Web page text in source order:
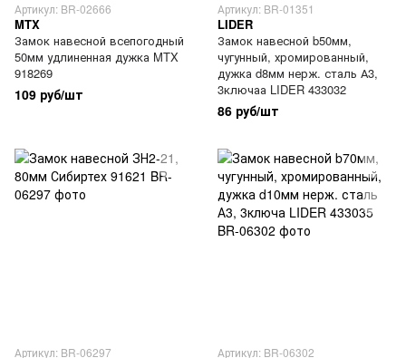
Артикул: BR-02666
MTX
Замок навесной всепогодный
50мм удлиненная дужка MTX
918269
109 руб/шт
Артикул: BR-01351
LIDER
Замок навесной b50мм,
чугунный, хромированный,
дужка d8мм нерж. сталь А3,
3ключаа LIDER 433032
86 руб/шт
Артикул: BR-06297 Артикул: BR-06302